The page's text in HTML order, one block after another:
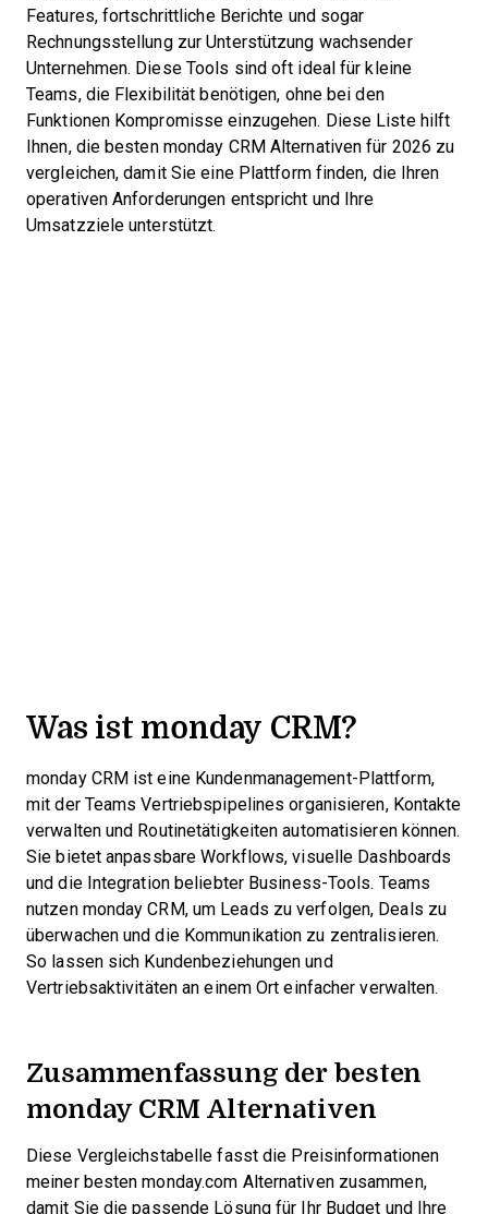
Features, fortschrittliche Berichte und sogar
Rechnungsstellung zur Unterstützung wachsender
Unternehmen. Diese Tools sind oft ideal für kleine
Teams, die Flexibilität benötigen, ohne bei den
Funktionen Kompromisse einzugehen. Diese Liste hilft
Ihnen, die besten monday CRM Alternativen für 2026 zu
vergleichen, damit Sie eine Plattform finden, die Ihren
operativen Anforderungen entspricht und Ihre
Umsatzziele unterstützt.
Was ist monday CRM?
monday CRM ist eine Kundenmanagement-Plattform,
mit der Teams Vertriebspipelines organisieren, Kontakte
verwalten und Routinetätigkeiten automatisieren können.
Sie bietet anpassbare Workflows, visuelle Dashboards
und die Integration beliebter Business-Tools. Teams
nutzen monday CRM, um Leads zu verfolgen, Deals zu
überwachen und die Kommunikation zu zentralisieren.
So lassen sich Kundenbeziehungen und
Vertriebsaktivitäten an einem Ort einfacher verwalten.
Zusammenfassung der besten
monday CRM Alternativen
Diese Vergleichstabelle fasst die Preisinformationen
meiner besten monday.com Alternativen zusammen,
damit Sie die passende Lösung für Ihr Budget und Ihre